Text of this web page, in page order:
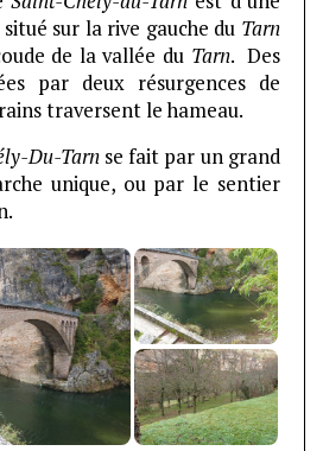
sur la rive gauche du Tarn
de la vallée du Tarn. Des
par deux résurgences de
traversent le hameau.
Du-Tarnse fait par un grand
unique, ou par le sentier